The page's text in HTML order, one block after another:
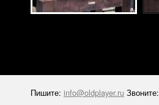
Пишите: info@oldplayer.ru Звоните: